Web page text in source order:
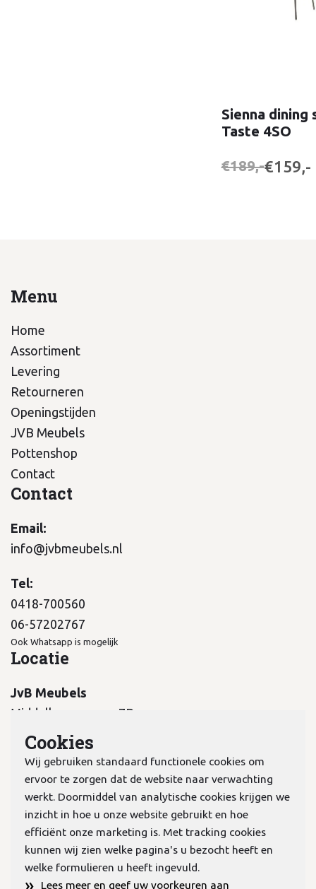
Sienna
Taste 4SO
€189,-€159,-
Menu
Home
Assortiment
Levering
Retourneren
Openingstijden
JVB Meubels
Pottenshop
Contact
Contact
Email:
info@jvbmeubels.nl
Tel:
0418-700560
06-57202767
Ook Whatsapp is mogelijk
Locatie
JvB Meubels
Middelkampseweg 7B
5311 PC Gameren
KvK:70978298
Privacyverklaring
Cookies
Wij gebruiken standaard functionele cookies om
ervoor te zorgen dat de website naar verwachting
werkt. Doormiddel van analytische cookies krijgen we
inzicht in hoe u onze website gebruikt en hoe
efficiënt onze marketing is. Met tracking cookies
kunnen wij zien welke pagina's u bezocht heeft en
welke formulieren u heeft ingevuld.
» Lees meer en geef uw voorkeuren aan